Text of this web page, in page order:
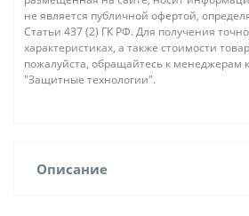
не является публичной офертой,
Статьи 437 (2) ГК РФ. Для получения
характеристиках, а также стоимости
пожалуйста, обращайтесь к менеджерам
"Защитные технологии".
Описание